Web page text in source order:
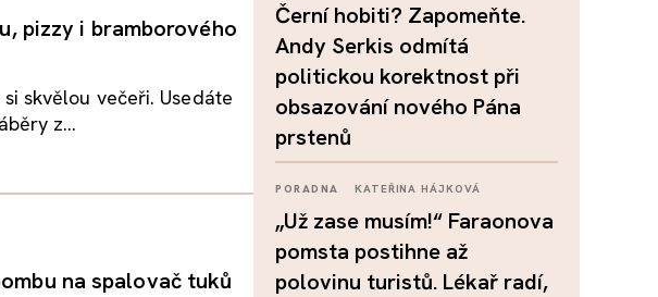
pizzy i bramborového
skvělou večeři. Usedáte
z...
na spalovač tuků
Černí hobiti? Zapomeňte.
Andy Serkis odmítá
politickou korektnost při
obsazování nového Pána
prstenů
PORADNA KATEŘINA HÁJKOVÁ
„Už zase musím!“ Faraonova
pomsta postihne až
polovinu turistů. Lékař radí,